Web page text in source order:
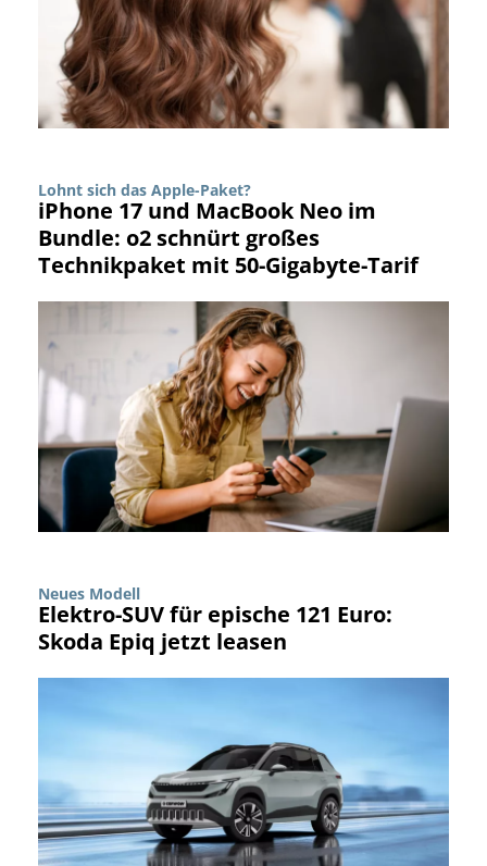
Lohnt sich das Apple-Paket?
iPhone 17 und MacBook Neo im
Bundle: o2 schnürt großes
Technikpaket mit 50-Gigabyte-Tarif
Neues Modell
Elektro-SUV für epische 121 Euro:
Skoda Epiq jetzt leasen